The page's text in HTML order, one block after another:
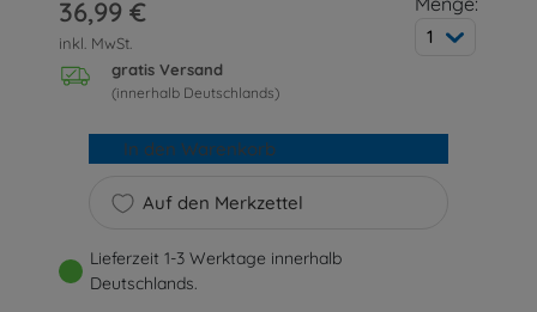
36,99 €
inkl. MwSt.
gratis Versand
(innerhalb Deutschlands)
1
Auf den Merkzettel
In den Warenkorb
Lieferzeit 1-3 Werktage innerhalb
Deutschlands.